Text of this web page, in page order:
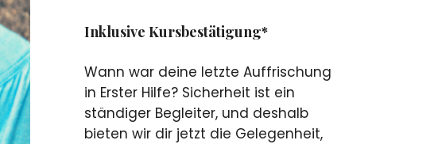
Inklusive Kursbestätigung*
Wann war deine letzte Auffrischung
in Erster Hilfe? Sicherheit ist ein
ständiger Begleiter, und deshalb
bieten wir dir jetzt die Gelegenheit,